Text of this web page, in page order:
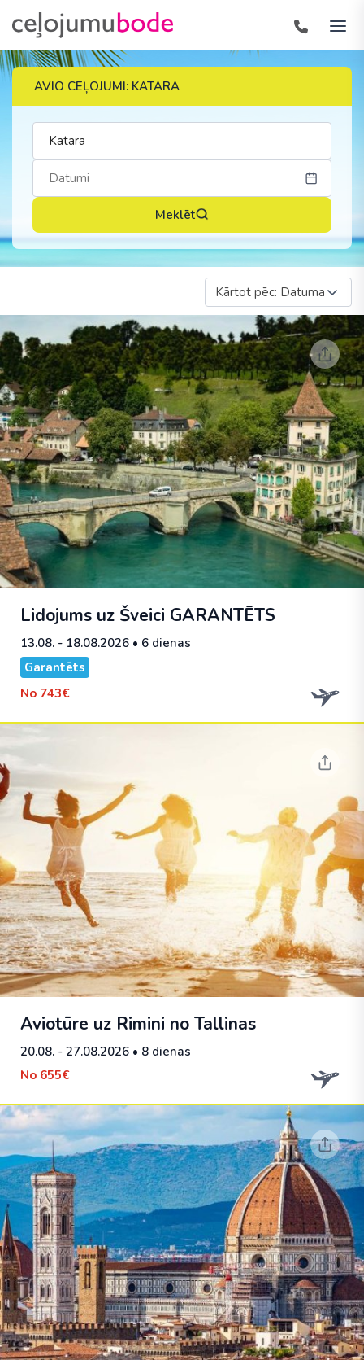
AVIO CEĻOJUMI: KATARA
Meklēt
Kārtot pēc: Datuma
Lidojums uz Šveici GARANTĒTS
13.08. - 18.08.2026 • 6 dienas
Garantēts
No 743€
Aviotūre uz Rimini no Tallinas
20.08. - 27.08.2026 • 8 dienas
No 655€